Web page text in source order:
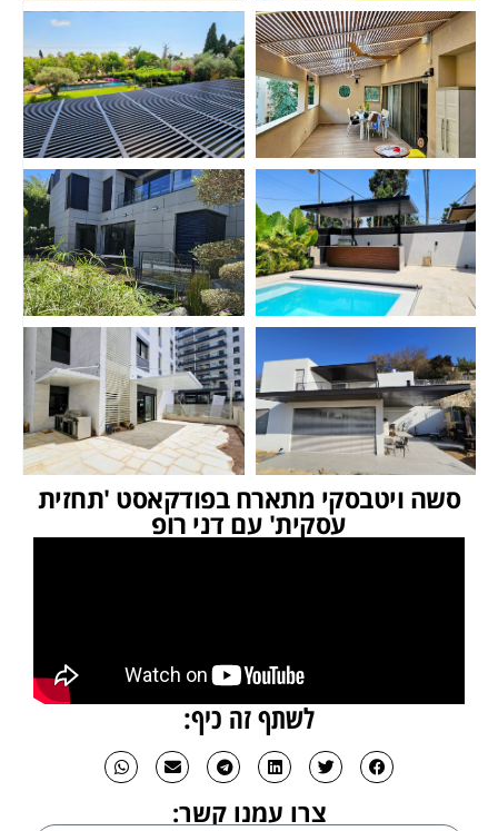
סשה ויטבסקי מתארח בפודקאסט 'תחזית
עסקית' עם דני רופ
לשתף זה כיף:
צרו עמנו קשר: